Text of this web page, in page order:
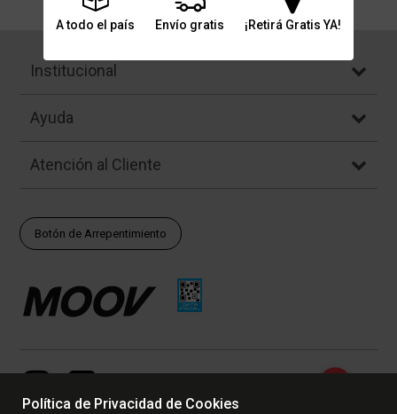
A todo el país Envío gratis ¡Retirá Gratis YA!
Institucional
Ayuda
Atención al Cliente
Botón de Arrepentimiento
Política de Privacidad de Cookies